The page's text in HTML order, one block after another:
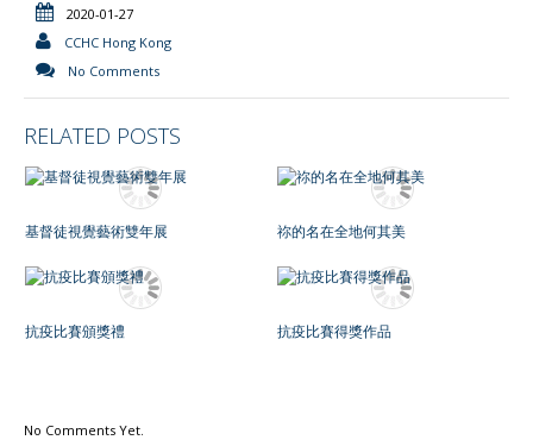
2020-01-27
CCHC Hong Kong
No Comments
RELATED POSTS
基督徒視覺藝術雙年展 祢的名在全地何其美
抗疫比賽頒獎禮 抗疫比賽得獎作品
No Comments Yet.